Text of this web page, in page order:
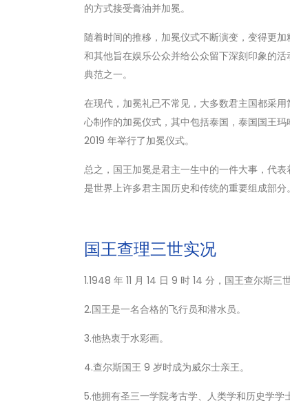
的方式接受膏油并加冕。
随着时间的推移，加冕仪式不断演变，变得更
和其他旨在娱乐公众并给公众留下深刻印象的
典范之一。
在现代，加冕礼已不常见，大多数君主国都采
心制作的加冕仪式，其中包括泰国，泰国国王
2019 年举行了加冕仪式。
总之，国王加冕是君主一生中的一件大事，代
是世界上许多君主国历史和传统的重要组成部分。
国王查理三世实况
1.1948 年 11 月 14 日 9 时 14 分，国王查尔斯三
2.国王是一名合格的飞行员和潜水员。
3.他热衷于水彩画。
4.查尔斯国王 9 岁时成为威尔士亲王。
5.他拥有圣三一学院考古学、人类学和历史学学